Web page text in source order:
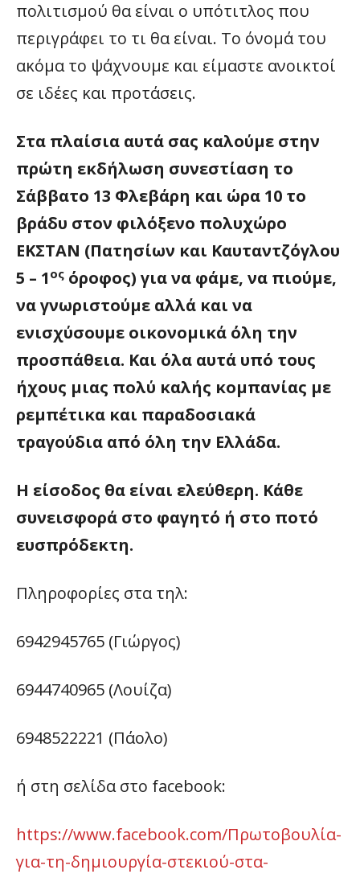
πολιτισμού θα είναι ο υπότιτλος που
περιγράφει το τι θα είναι. Το όνομά του
ακόμα το ψάχνουμε και είμαστε ανοικτοί
σε ιδέες και προτάσεις.
Στα πλαίσια αυτά σας καλούμε στην
πρώτη εκδήλωση συνεστίαση το
Σάββατο 13 Φλεβάρη και ώρα 10 το
βράδυ στον φιλόξενο πολυχώρο
ΕΚΣΤΑΝ (Πατησίων και Καυταντζόγλου
5 – 1 ος όροφος) για να φάμε, να πιούμε,
να γνωριστούμε αλλά και να
ενισχύσουμε οικονομικά όλη την
προσπάθεια. Και όλα αυτά υπό τους
ήχους μιας πολύ καλής κομπανίας με
ρεμπέτικα και παραδοσιακά
τραγούδια από όλη την Ελλάδα.
Η είσοδος θα είναι ελεύθερη. Κάθε
συνεισφορά στο φαγητό ή στο ποτό
ευσπρόδεκτη.
Πληροφορίες στα τηλ:
6942945765 (Γιώργος)
6944740965 (Λουίζα)
6948522221 (Πάολο)
ή στη σελίδα στο facebook:
https://www.facebook.com/Πρωτοβουλία-
για-τη-δημιουργία-στεκιού-στα-